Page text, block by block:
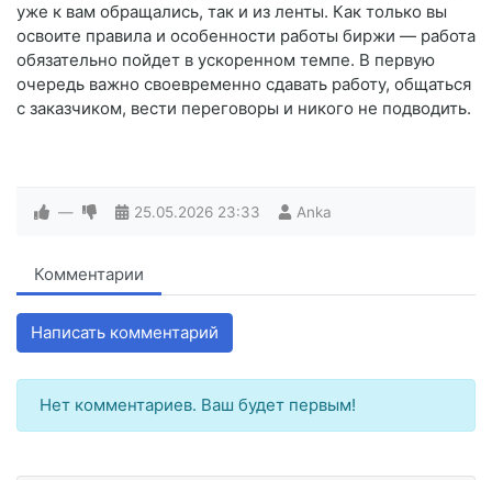
уже к вам обращались, так и из ленты. Как только вы
освоите правила и особенности работы биржи — работа
обязательно пойдет в ускоренном темпе. В первую
очередь важно своевременно сдавать работу, общаться
с заказчиком, вести переговоры и никого не подводить.
— 25.05.2026 23:33 Anka
Комментарии
Написать комментарий
Нет комментариев. Ваш будет первым!